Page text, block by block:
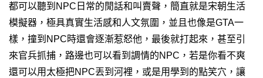
都可以聽到NPC日常的閒話和叫賣聲，簡直就是宋朝生活
模擬器，極具真實生活感和人文氛圍，並且也像是GTA一
樣，撞到NPC時還會逐漸惹怒他，最後就打起來，甚至引
來官兵抓捕， 路邊也可以看到調情的NPC，若是你看不爽
還可以用太極把NPC丟到河裡，或是用學到的點笑穴，讓